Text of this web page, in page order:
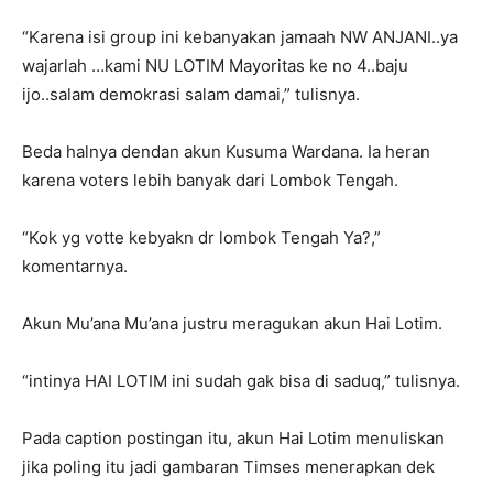
“Karena isi group ini kebanyakan jamaah NW ANJANI..ya
wajarlah …kami NU LOTIM Mayoritas ke no 4..baju
ijo..salam demokrasi salam damai,” tulisnya.
Beda halnya dendan akun Kusuma Wardana. Ia heran
karena voters lebih banyak dari Lombok Tengah.
“Kok yg votte kebyakn dr lombok Tengah Ya?,”
komentarnya.
Akun Mu’ana Mu’ana justru meragukan akun Hai Lotim.
“intinya HAI LOTIM ini sudah gak bisa di saduq,” tulisnya.
Pada caption postingan itu, akun Hai Lotim menuliskan
jika poling itu jadi gambaran Timses menerapkan dek